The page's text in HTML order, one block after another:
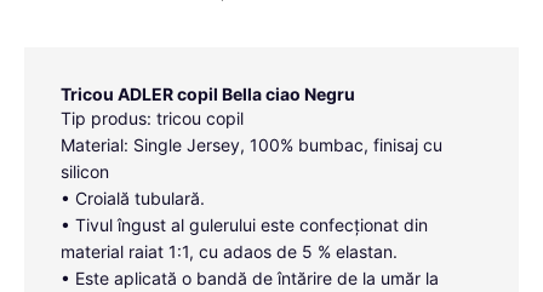
Tricou ADLER copil Bella ciao Negru
Tip produs: tricou copil
Material: Single Jersey, 100% bumbac, finisaj cu
silicon
• Croială tubulară.
• Tivul îngust al gulerului este confecționat din
material raiat 1:1, cu adaos de 5 % elastan.
• Este aplicată o bandă de întărire de la umăr la